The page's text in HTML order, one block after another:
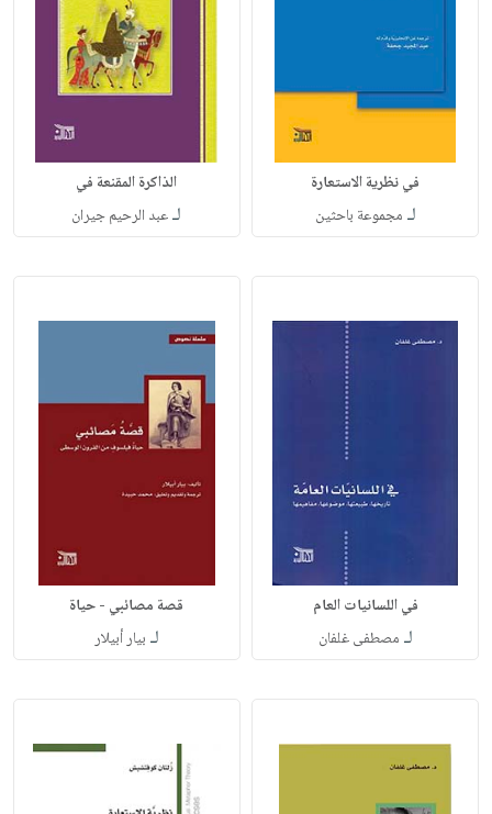
في نظرية الاستعارة
لـ مجموعة باحثين
الذاكرة المقنعة في
لـعبد الرحيم جيران
في اللسانيات العام
لـ مصطفى غلفان
قصة مصائبي - حياة
لـ بيار أبيلار